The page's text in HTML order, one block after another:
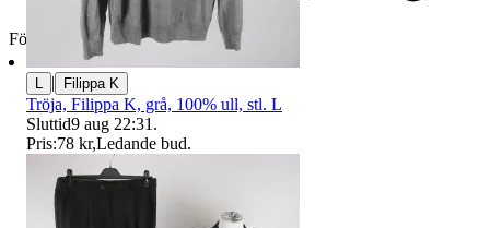
Företag
| Filippa K
Tröja, Filippa K, grå, 100% ull, stl. L
Sluttid9 aug 22:31 .
Pris:78 kr,Ledande bud.